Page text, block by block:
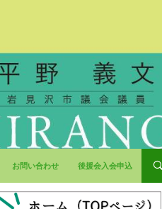
お問い合わせ 後援会入会申込